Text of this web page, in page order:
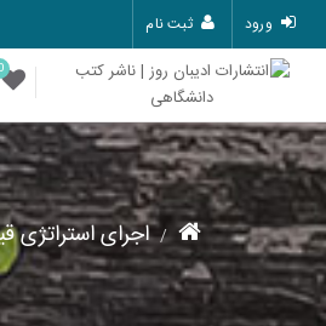
ورود ثبت نام
اجرای استراتژی